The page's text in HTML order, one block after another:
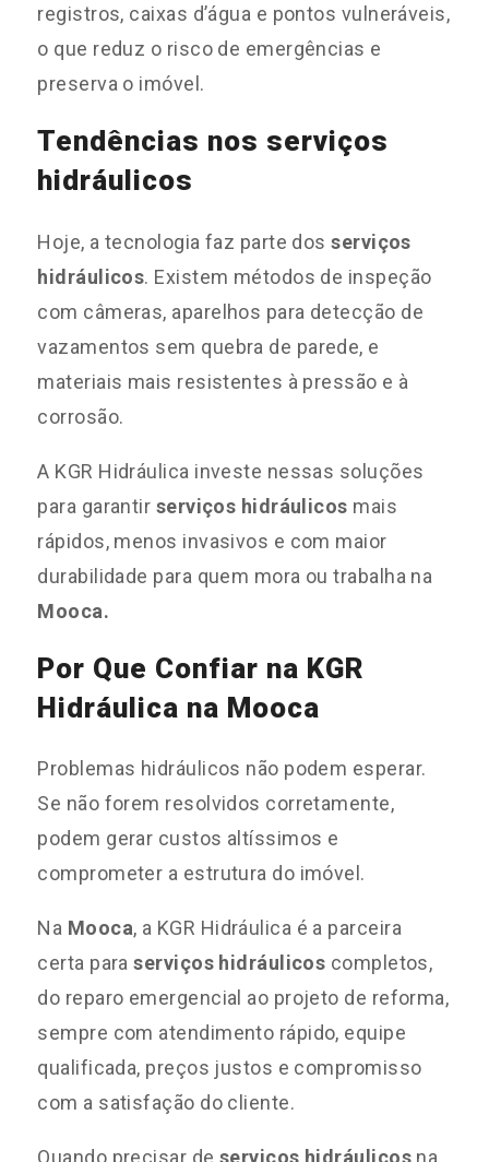
registros, caixas d’água e pontos vulneráveis,
o que reduz o risco de emergências e
preserva o imóvel.
Tendências nos serviços
hidráulicos
Hoje, a tecnologia faz parte dosserviços
hidráulicos. Existem métodos de inspeção
com câmeras, aparelhos para detecção de
vazamentos sem quebra de parede, e
materiais mais resistentes à pressão e à
corrosão.
A KGR Hidráulica investe nessas soluções
para garantir serviços hidráulicos mais
rápidos, menos invasivos e com maior
durabilidade para quem mora ou trabalha na
Mooca.
Por Que Confiar na KGR
Hidráulica na Mooca
Problemas hidráulicos não podem esperar.
Se não forem resolvidos corretamente,
podem gerar custos altíssimos e
comprometer a estrutura do imóvel.
Na Mooca, a KGR Hidráulica é a parceira
certa paraserviços hidráulicos completos,
do reparo emergencial ao projeto de reforma,
sempre com atendimento rápido, equipe
qualificada, preços justos e compromisso
com a satisfação do cliente.